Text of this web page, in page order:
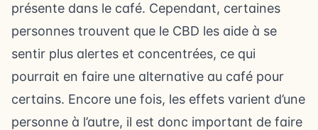
présente dans le café. Cependant, certaines
personnes trouvent que le CBD les aide à se
sentir plus alertes et concentrées, ce qui
pourrait en faire une alternative au café pour
certains. Encore une fois, les effets varient d’une
personne à l’autre, il est donc important de faire